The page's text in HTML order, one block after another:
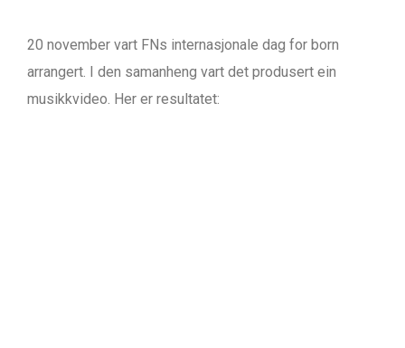
20 november vart FNs internasjonale dag for born
arrangert. I den samanheng vart det produsert ein
musikkvideo. Her er resultatet: